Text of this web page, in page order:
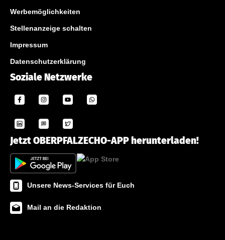
Werbemöglichkeiten
Stellenanzeige schalten
Impressum
Datenschutzerklärung
Soziale Netzwerke
Jetzt OBERPFALZECHO-APP herunterladen!
Unsere News-Services für Euch
Mail an die Redaktion